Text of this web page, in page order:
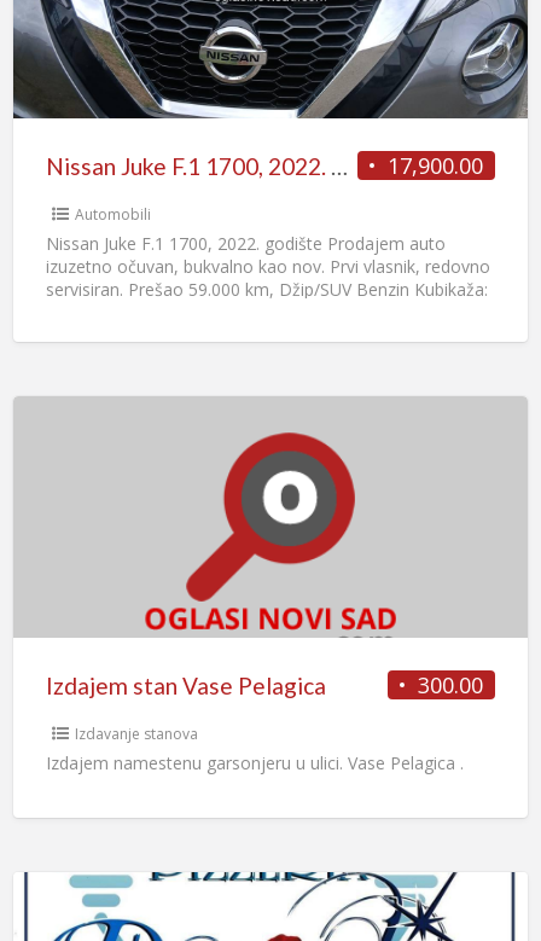
17,900.00
Nissan Juke F.1 1700, 2022. godište
Automobili
Nissan Juke F.1 1700, 2022. godište Prodajem auto
izuzetno očuvan, bukvalno kao nov. Prvi vlasnik, redovno
servisiran. Prešao 59.000 km, Džip/SUV Benzin Kubikaža:
300.00
Izdajem stan Vase Pelagica
Izdavanje stanova
Izdajem namestenu garsonjeru u ulici. Vase Pelagica .